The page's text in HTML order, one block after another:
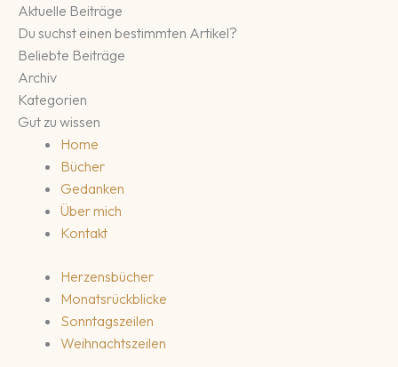
Aktuelle Beiträge
Du suchst einen bestimmten Artikel?
Beliebte Beiträge
Archiv
Kategorien
Gut zu wissen
Home
Bücher
Gedanken
Über mich
Kontakt
Herzensbücher
Monatsrückblicke
Sonntagszeilen
Weihnachtszeilen